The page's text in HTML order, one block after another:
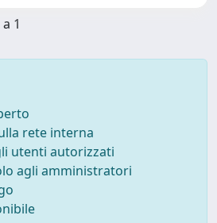
1
rete interna
utenti autorizzati
agli amministratori